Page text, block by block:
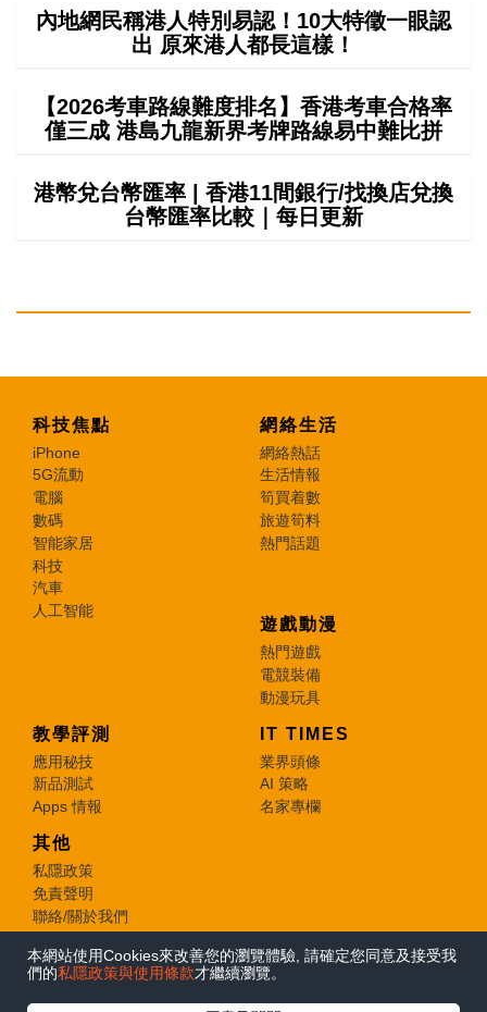
本網站使用Cookies來改善您的瀏覽體驗, 請確定您同意及接受我
們的私隱政策與使用條款才繼續瀏覽。
內地網民稱港人特別易認！10大特徵一眼認
出 原來港人都長這樣！
【2026考車路線難度排名】香港考車合格率
僅三成 港島九龍新界考牌路線易中難比拼
港幣兌台幣匯率 | 香港11間銀行/找換店兌換
台幣匯率比較｜每日更新
科技焦點
iPhone
5G流動
電腦
數碼
智能家居
科技
汽車
人工智能
網絡生活
網絡熱話
生活情報
筍買着數
旅遊筍料
熱門話題
遊戲動漫
熱門遊戲
電競裝備
動漫玩具
教學評測
應用秘技
新品測試
Apps 情報
IT TIMES
業界頭條
AI 策略
名家專欄
其他
私隱政策
免責聲明
聯絡/關於我們
© 2026 e-zone. All Rights Reserved.